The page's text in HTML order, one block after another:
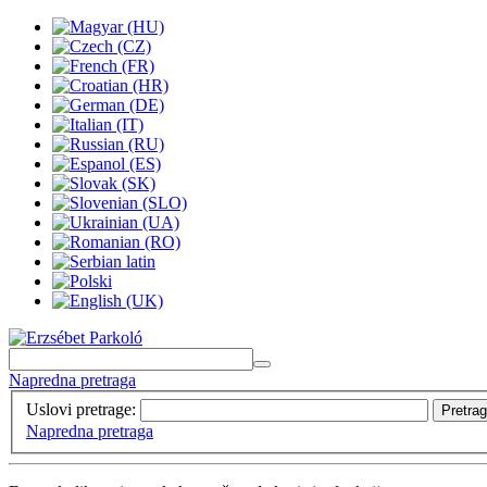
Napredna pretraga
Uslovi pretrage:
Napredna pretraga